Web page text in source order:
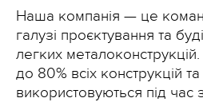
Наша компанія — це
галузі проєктування та
легких
до 80% всіх конструкцій
використовуються під час